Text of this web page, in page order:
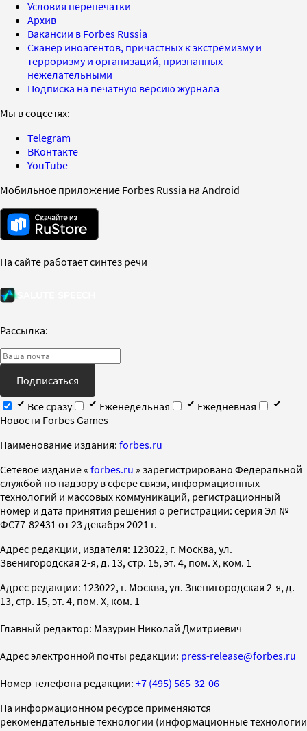
Условия перепечатки
Архив
Вакансии в Forbes Russia
Сканер иноагентов, причастных к экстремизму и
терроризму и организаций, признанных
нежелательными
Подписка на печатную версию журнала
Мы в соцсетях:
Telegram
ВКонтакте
YouTube
Мобильное приложение Forbes Russia на Android
На сайте работает синтез речи
Рассылка:
Подписаться
Все сразу
Еженедельная
Ежедневная
Новости Forbes Games
Наименование издания: forbes.ru
Cетевое издание « forbes.ru » зарегистрировано Федеральной
службой по надзору в сфере связи, информационных
технологий и массовых коммуникаций, регистрационный
номер и дата принятия решения о регистрации: серия Эл №
ФС77-82431 от 23 декабря 2021 г.
Адрес редакции, издателя: 123022, г. Москва, ул.
Звенигородская 2-я, д. 13, стр. 15, эт. 4, пом. X, ком. 1
Адрес редакции: 123022, г. Москва, ул. Звенигородская 2-я, д.
13, стр. 15, эт. 4, пом. X, ком. 1
Главный редактор: Мазурин Николай Дмитриевич
Адрес электронной почты редакции: press-release@forbes.ru
Номер телефона редакции: +7 (495) 565-32-06
На информационном ресурсе применяются
рекомендательные технологии (информационные технологии